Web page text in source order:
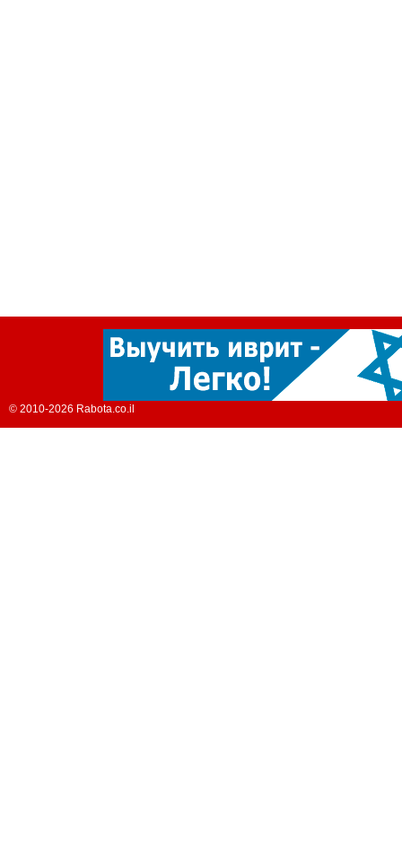
© 2010-2026 Rabota.co.il